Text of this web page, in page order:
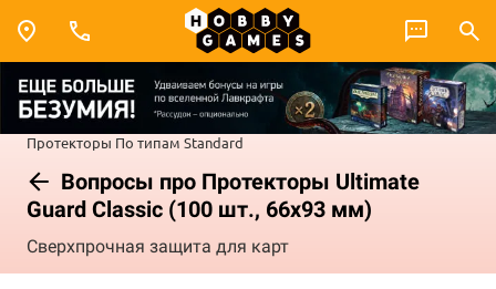
Протекторы По типам Standard
Вопросы про Протекторы Ultimate
Guard Classic (100 шт., 66х93 мм)
Сверхпрочная защита для карт